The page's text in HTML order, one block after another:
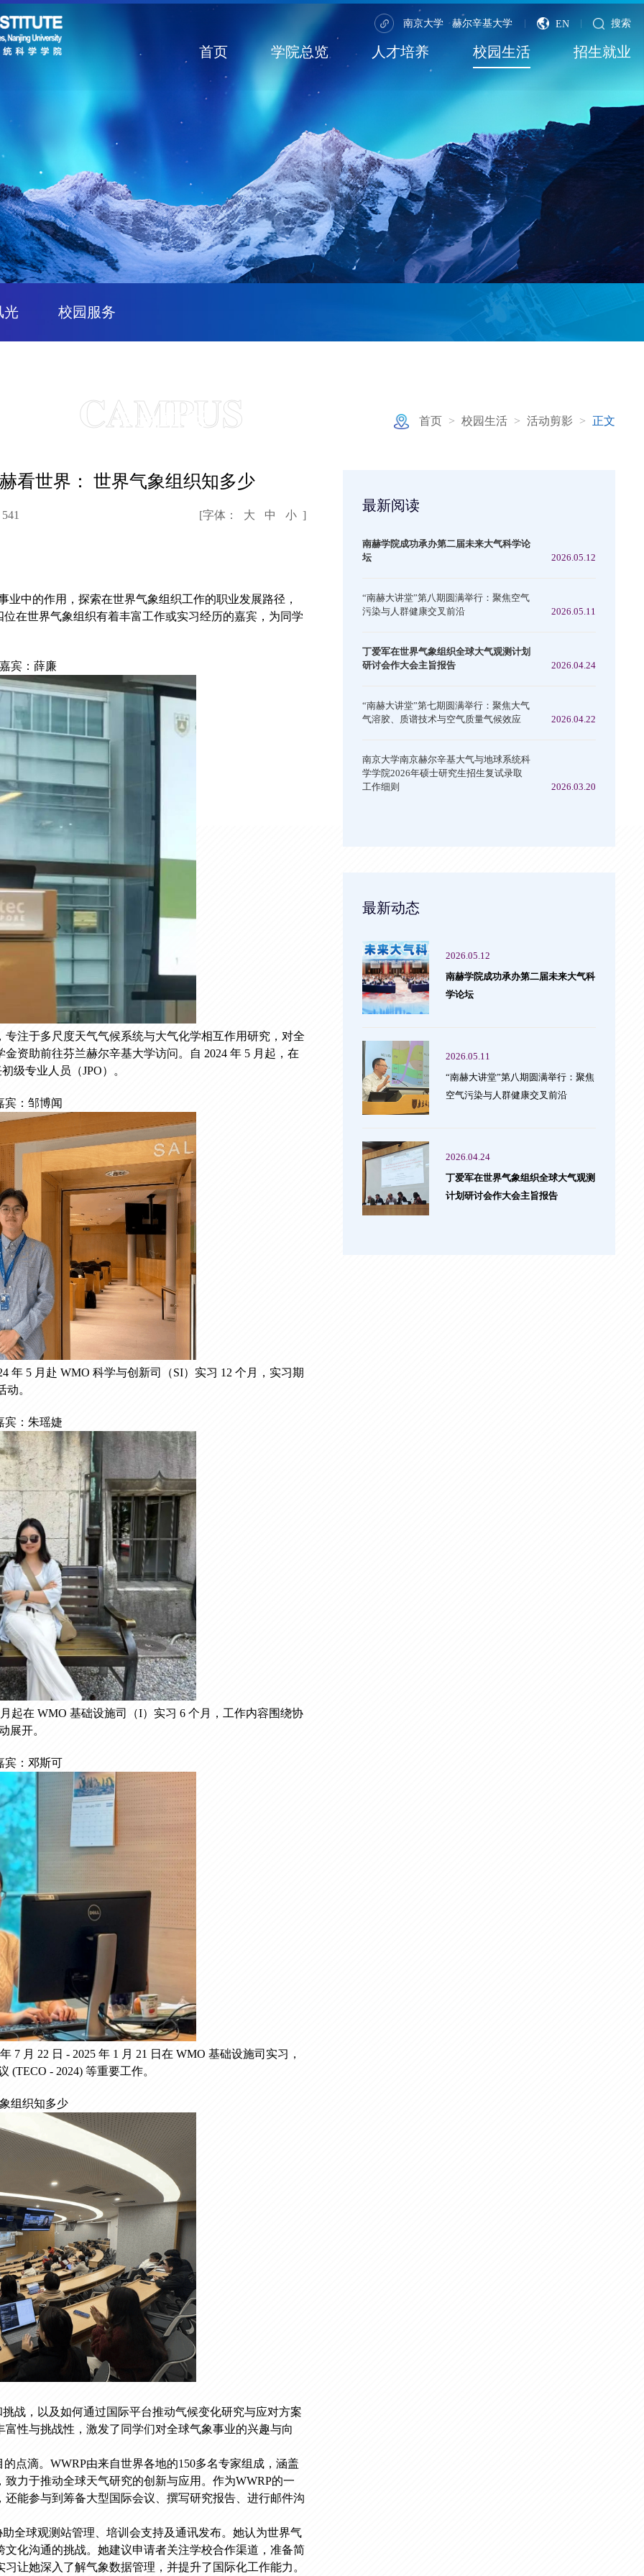
南京大学 赫尔辛基大学 | EN | 搜索
首页 学院总览 人才培养 校园生活 招生就业
光 校园服务
活动剪影
CAMPUS 首页 > 校园生活 > 活动剪影 > 正文
看世界： 世界气象组织知多少
541 [字体： 大 中 小 ]
中的作用，探索在世界气象组织工作的职业发展路径，
在世界气象组织有着丰富工作或实习经历的嘉宾，为同学
宾：薛廉
注于多尺度天气气候系统与大气化学相互作用研究，对全
资助前往芬兰赫尔辛基大学访问。自 2024 年 5 月起，在
级专业人员（JPO）。
宾：邹博闻
年 5 月赴 WMO 科学与创新司（SI）实习 12 个月，实习期
。
宾：朱瑶婕
起在 WMO 基础设施司（I）实习 6 个月，工作内容围绕协
展开。
宾：邓斯可
7 月 22 日 - 2025 年 1 月 21 日在 WMO 基础设施司实习，
(TECO - 2024) 等重要工作。
组织知多少
战，以及如何通过国际平台推动气候变化研究与应对方案
性与挑战性，激发了同学们对全球气象事业的兴趣与向
点滴。WWRP由来自世界各地的150多名专家组成，涵盖
力于推动全球天气研究的创新与应用。作为WWRP的一
能参与到筹备大型国际会议、撰写研究报告、进行邮件沟
全球观测站管理、培训会支持及通讯发布。她认为世界气
化沟通的挑战。她建议申请者关注学校合作渠道，准备简
让她深入了解气象数据管理，并提升了国际化工作能力。
最新阅读
南赫学院成功承办第二届未来大气科学论
坛
2026.05.12
“南赫大讲堂”第八期圆满举行：聚焦空气
污染与人群健康交叉前沿
2026.05.11
丁爱军在世界气象组织全球大气观测计划
研讨会作大会主旨报告
2026.04.24
“南赫大讲堂”第七期圆满举行：聚焦大气
气溶胶、质谱技术与空气质量气候效应
2026.04.22
南京大学南京赫尔辛基大气与地球系统科
学学院2026年硕士研究生招生复试录取
工作细则
2026.03.20
最新动态
2026.05.12
南赫学院成功承办第二届未来大气科
学论坛
2026.05.11
“南赫大讲堂”第八期圆满举行：聚焦
空气污染与人群健康交叉前沿
2026.04.24
丁爱军在世界气象组织全球大气观测
计划研讨会作大会主旨报告